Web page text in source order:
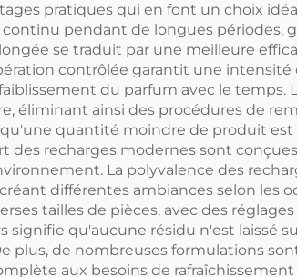
automatique
acrylique
diffusion
parfum
pratiques qui en font un choix
pendant de longues périodes,
se traduit par une meilleure
contrôlée garantit une
du parfum avec le
éliminant ainsi des procédures de
quantité moindre de produit
recharges modernes sont
La polyvalence des
différentes ambiances selon les
tailles de pièces, avec des
signifie qu'aucune résidu n'est laissé
plus, de nombreuses formulations
aux besoins de rafraîchissement